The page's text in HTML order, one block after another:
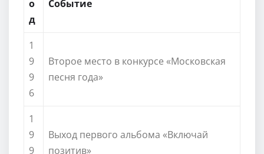
о
д
Событие
1
9
9
6
Второе место в конкурсе «Московская
песня года»
1
9
9
Выход первого альбома «Включай
позитив»